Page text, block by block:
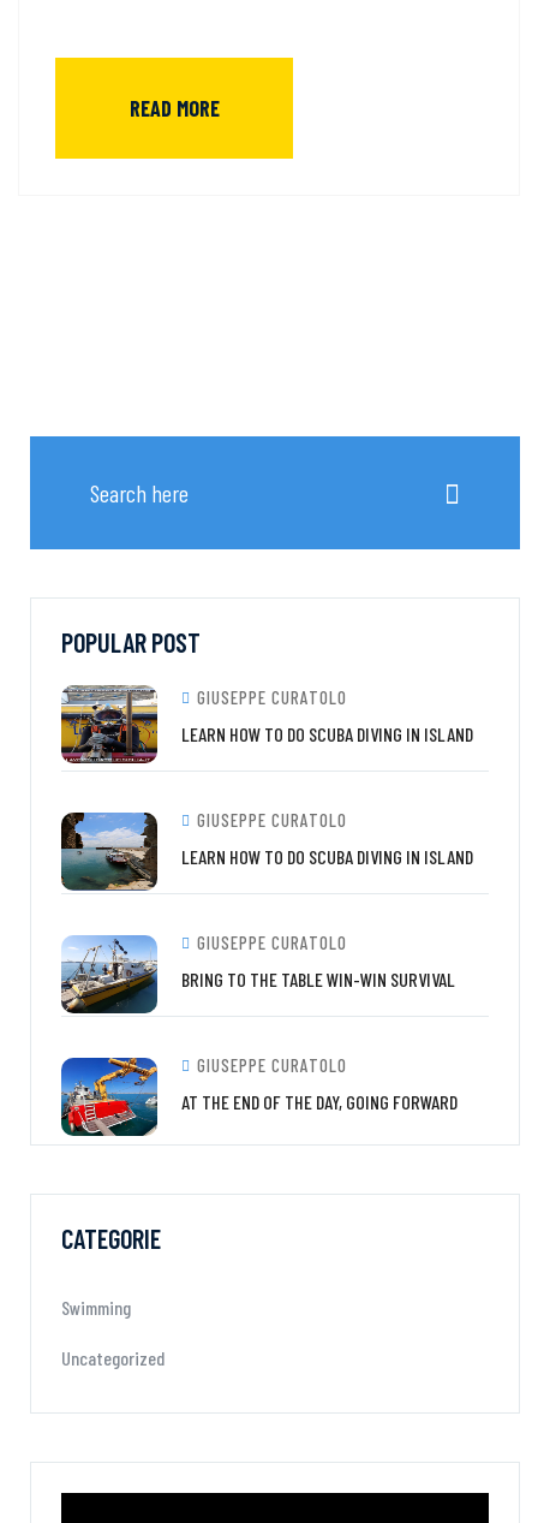
READ MORE
POPULAR POST
GIUSEPPE CURATOLO
LEARN HOW TO DO SCUBA DIVING IN ISLAND
GIUSEPPE CURATOLO
LEARN HOW TO DO SCUBA DIVING IN ISLAND
GIUSEPPE CURATOLO
BRING TO THE TABLE WIN-WIN SURVIVAL
GIUSEPPE CURATOLO
AT THE END OF THE DAY, GOING FORWARD
CATEGORIE
Swimming
Uncategorized